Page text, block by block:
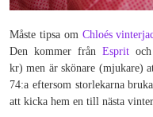
Måste tipsa om Chloés
Den kommer från Esprit
kr) men är skönare (mjukare)
74:a eftersom storlekarna
att kicka hem en till nästa